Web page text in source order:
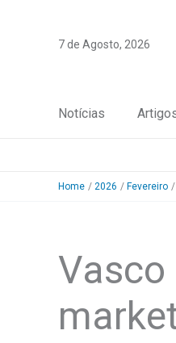
7 de Agosto, 2026
Notícias
Home 2026 Fevereiro
Vasco